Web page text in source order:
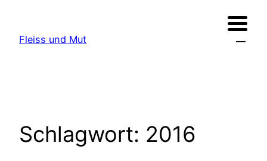
springen
Fleiss und Mut
Schlagwort: 2016